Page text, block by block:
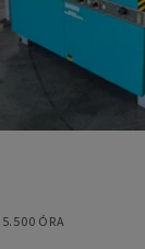
5.500 ÓRA